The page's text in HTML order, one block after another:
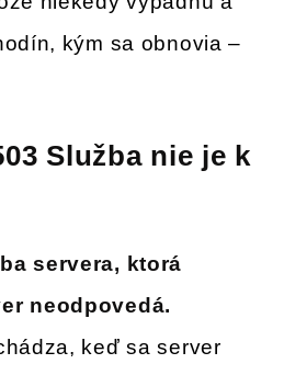
kým sa obnovia –
Služba nie je k
servera, ktorá
neodpovedá.
keď sa server